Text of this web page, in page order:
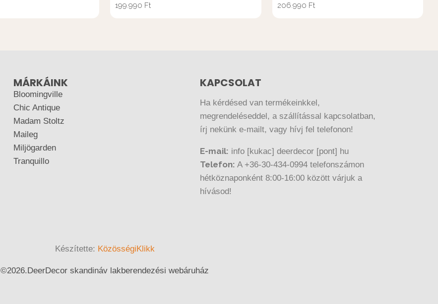
199.990 Ft 206.990 Ft
MÁRKÁINK
Bloomingville
Chic Antique
Madam Stoltz
Maileg
Miljögarden
Tranquillo
KAPCSOLAT
Ha kérdésed van termékeinkkel,
megrendeléseddel, a szállítással kapcsolatban,
írj nekünk e-mailt, vagy hívj fel telefonon!
E-mail: info [kukac] deerdecor [pont] hu
Telefon: A +36-30-434-0994 telefonszámon
hétköznaponként 8:00-16:00 között várjuk a
hívásod!
Készítette: KözösségiKlikk
©2026.DeerDecor skandináv lakberendezési webáruház